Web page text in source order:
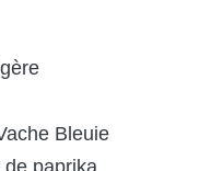
Bleuie
paprika